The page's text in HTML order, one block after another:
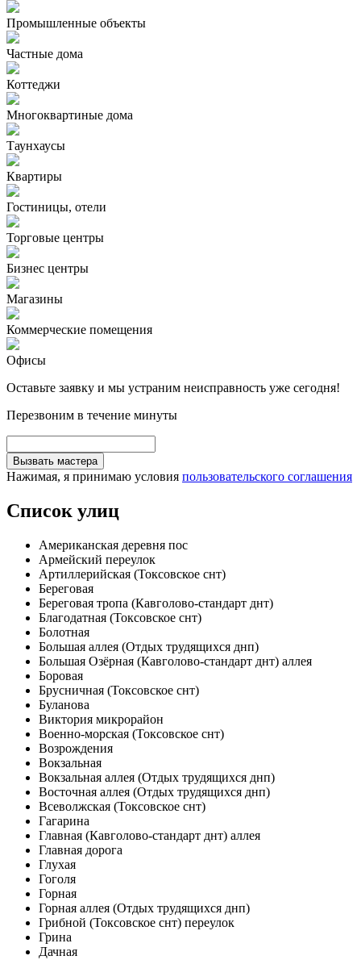
Промышленные объекты
Частные дома
Коттеджи
Многоквартиные дома
Таунхаусы
Квартиры
Гостиницы, отели
Торговые центры
Бизнес центры
Магазины
Коммерческие помещения
Офисы
Оставьте заявку и мы устраним неисправность уже сегодня!
Перезвоним в течение минуты
Вызвать мастера
Нажимая, я принимаю условия пользовательского соглашения
Список улиц
Американская деревня пос
Армейский переулок
Артиллерийская (Токсовское снт)
Береговая
Береговая тропа (Кавголово-стандарт днт)
Благодатная (Токсовское снт)
Болотная
Большая аллея (Отдых трудящихся днп)
Большая Озёрная (Кавголово-стандарт днт) аллея
Боровая
Брусничная (Токсовское снт)
Буланова
Виктория микрорайон
Военно-морская (Токсовское снт)
Возрождения
Вокзальная
Вокзальная аллея (Отдых трудящихся днп)
Восточная аллея (Отдых трудящихся днп)
Всеволжская (Токсовское снт)
Гагарина
Главная (Кавголово-стандарт днт) аллея
Главная дорога
Глухая
Гоголя
Горная
Горная аллея (Отдых трудящихся днп)
Грибной (Токсовское снт) переулок
Грина
Дачная